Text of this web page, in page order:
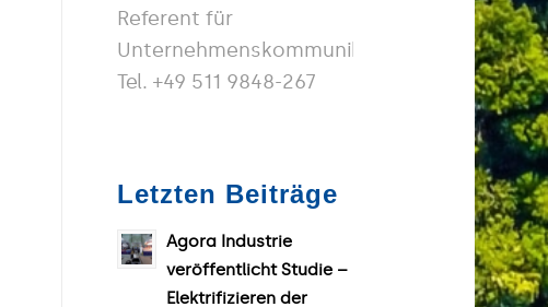
Referent für
Unternehmenskommunikation
Tel. +49 511 9848-267
Letzten Beiträge
Agora Industrie
veröffentlicht Studie –
Elektrifizieren der